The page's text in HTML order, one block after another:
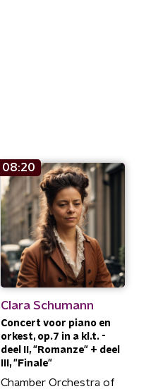
08:20
Clara Schumann
Concert voor piano en
orkest, op.7 in a kl.t. -
deel II, "Romanze" + deel
III, "Finale"
Chamber Orchestra of